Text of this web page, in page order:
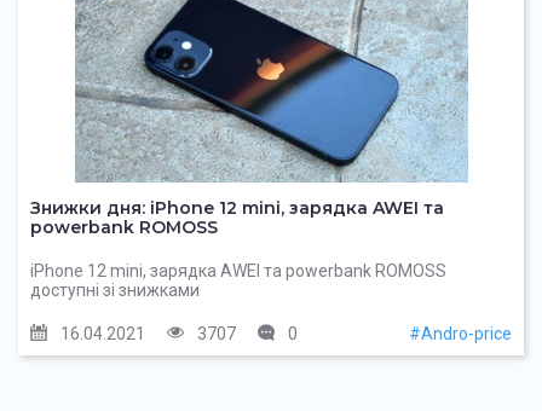
Знижки дня: iPhone 12 mini, зарядка AWEI та
powerbank ROMOSS
iPhone 12 mini, зарядка AWEI та powerbank ROMOSS
доступні зі знижками
16.04.2021 3707 0 #Andro-price